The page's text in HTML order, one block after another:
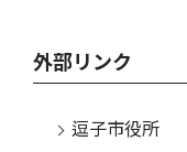
外部リンク
逗子市役所